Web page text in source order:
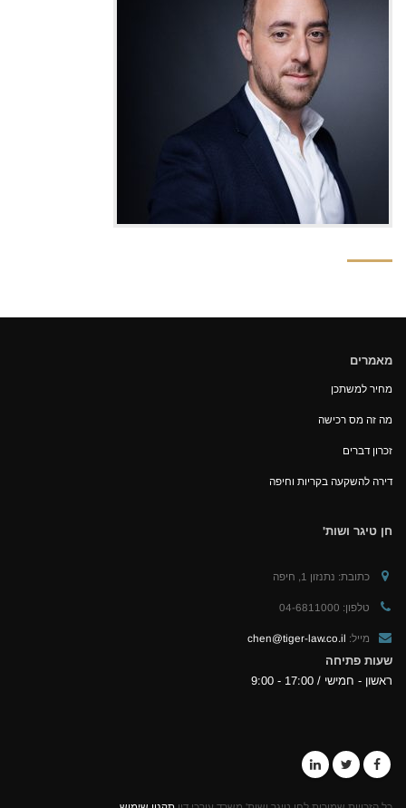
מאמרים
מחיר למשתכן
מה זה מס רכישה
זכרון דברים
דירה להשקעה בקריות וחיפה
חן טיגר ושות'
כתובת: נתנזון 1, חיפה
טלפון: 04-6811000
מייל: chen@tiger-law.co.il
שעות פתיחה
ראשון - חמישי / 17:00 - 9:00